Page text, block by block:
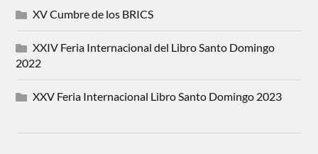
XV Cumbre de los BRICS
XXIV Feria Internacional del Libro Santo Domingo
2022
XXV Feria Internacional Libro Santo Domingo 2023